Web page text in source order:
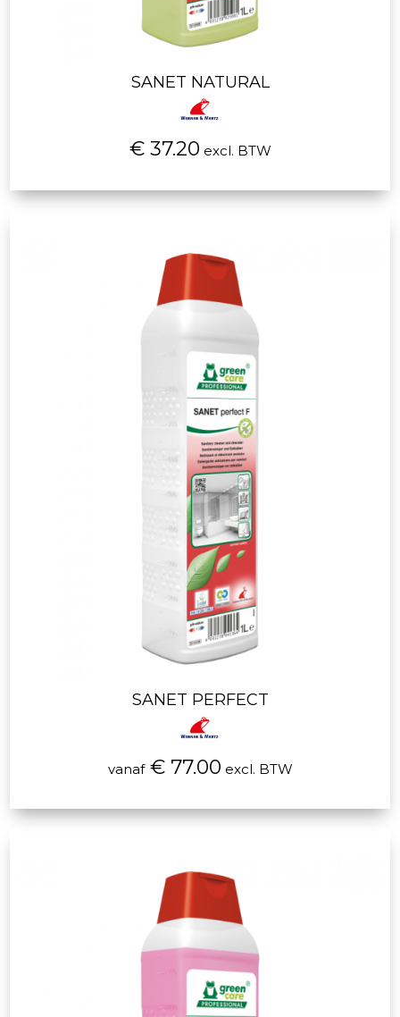
SANET NATURAL
€ 37.20 excl. BTW
SANET PERFECT
vanaf€ 77.00 excl. BTW